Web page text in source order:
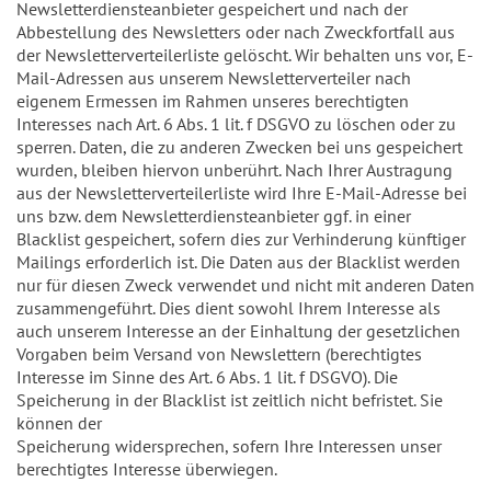
Newsletterdiensteanbieter gespeichert und nach der
Abbestellung des Newsletters oder nach Zweckfortfall aus
der Newsletterverteilerliste gelöscht. Wir behalten uns vor, E-
Mail-Adressen aus unserem Newsletterverteiler nach
eigenem Ermessen im Rahmen unseres berechtigten
Interesses nach Art. 6 Abs. 1 lit. f DSGVO zu löschen oder zu
sperren. Daten, die zu anderen Zwecken bei uns gespeichert
wurden, bleiben hiervon unberührt. Nach Ihrer Austragung
aus der Newsletterverteilerliste wird Ihre E-Mail-Adresse bei
uns bzw. dem Newsletterdiensteanbieter ggf. in einer
Blacklist gespeichert, sofern dies zur Verhinderung künftiger
Mailings erforderlich ist. Die Daten aus der Blacklist werden
nur für diesen Zweck verwendet und nicht mit anderen Daten
zusammengeführt. Dies dient sowohl Ihrem Interesse als
auch unserem Interesse an der Einhaltung der gesetzlichen
Vorgaben beim Versand von Newslettern (berechtigtes
Interesse im Sinne des Art. 6 Abs. 1 lit. f DSGVO). Die
Speicherung in der Blacklist ist zeitlich nicht befristet. Sie
können der
Speicherung widersprechen, sofern Ihre Interessen unser
berechtigtes Interesse überwiegen.